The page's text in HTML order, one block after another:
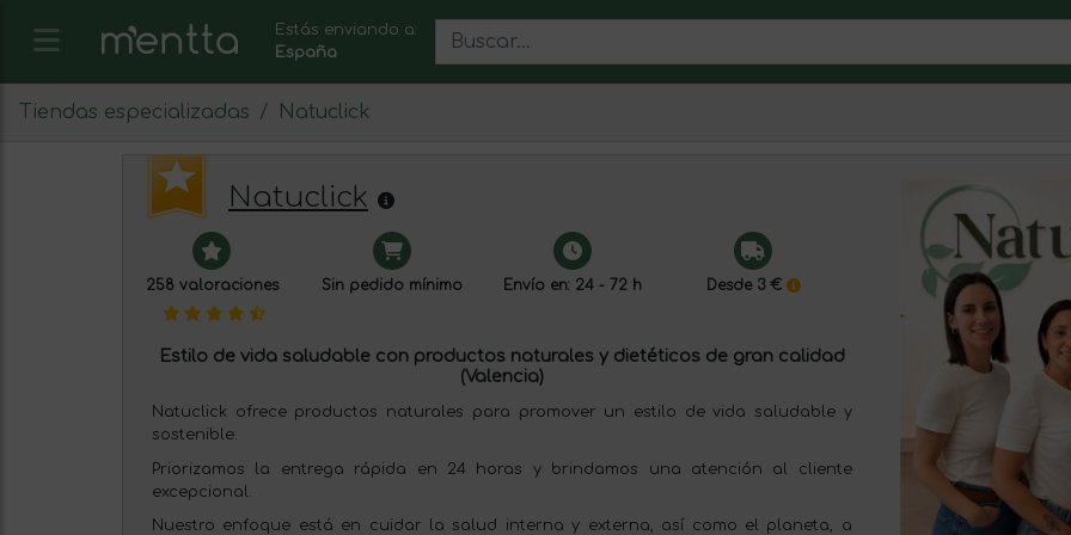
Estás enviando a:
España
Tiendas especializadas Natuclick
Natuclick
258 valoraciones Sin pedido mínimo Envío en: 24 - 72 h Desde 3 €
Estilo de vida saludable con productos naturales y dietéticos de gran calidad
(Valencia)
Natuclick ofrece productos naturales para promover un estilo de vida saludable y
sostenible.
Priorizamos la entrega rápida en 24 horas y brindamos una atención al cliente
excepcional.
Nuestro enfoque está en cuidar la salud interna y externa, así como el planeta, a